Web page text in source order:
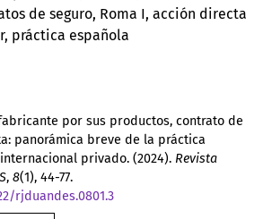
de seguro Roma I acción directa
práctica española
por sus productos, contrato de
panorámica breve de la práctica
privado. (2024). Revista
, 8(1), 44-77.
rjduandes.0801.3